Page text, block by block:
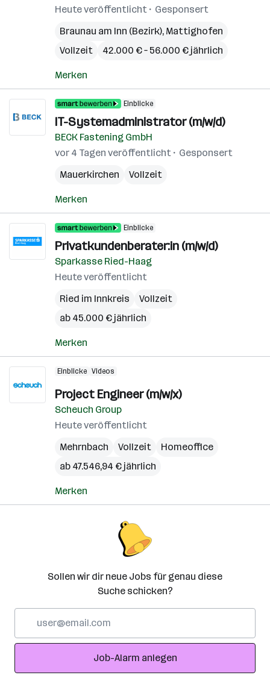
Heute veröffentlicht
Gesponsert
Braunau am Inn (Bezirk), Mattighofen
Vollzeit
42.000 € – 56.000 € jährlich
Merken
Einblicke
IT-Systemadministrator (m/w/d)
BECK Fastening GmbH
vor 4 Tagen veröffentlicht
Gesponsert
Mauerkirchen
Vollzeit
Merken
Einblicke
Privatkundenberater:in (m/w/d)
Sparkasse Ried-Haag
Heute veröffentlicht
Ried im Innkreis
Vollzeit
ab 45.000 € jährlich
Merken
Einblicke Videos
Project Engineer (m/w/x)
Scheuch Group
Heute veröffentlicht
Mehrnbach
Vollzeit
Homeoffice
ab 47.546,94 € jährlich
Merken
Sollen wir dir neue Jobs für genau diese
Suche schicken?
Adresse
Job-Alarm anlegen